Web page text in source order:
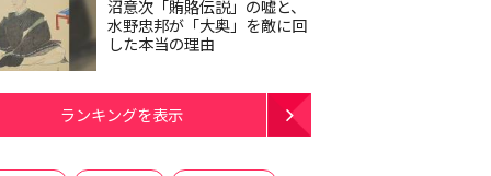
沼意次「賄賂伝説」の嘘と、
水野忠邦が「大奥」を敵に回
した本当の理由
ランキングを表示